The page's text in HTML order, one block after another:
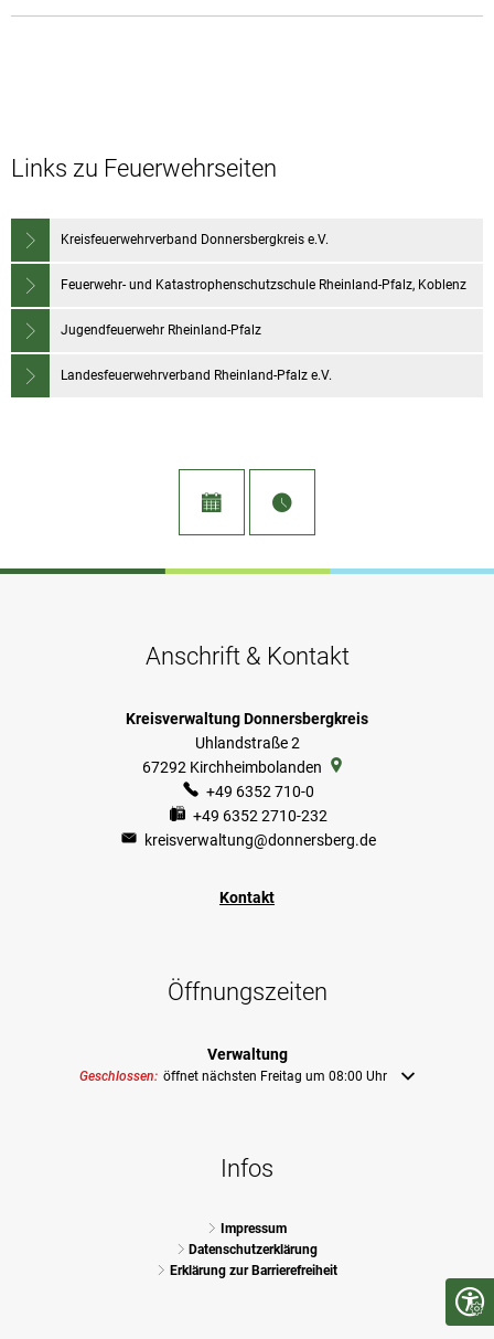
Links zu Feuerwehrseiten
Kreisfeuerwehrverband Donnersbergkreis e.V.
Feuerwehr- und Katastrophenschutzschule Rheinland-Pfalz, Koblenz
Jugendfeuerwehr Rheinland-Pfalz
Landesfeuerwehrverband Rheinland-Pfalz e.V.
Anschrift & Kontakt
Kreisverwaltung Donnersbergkreis
Uhlandstraße 2
67292 Kirchheimbolanden
+49 6352 710-0
+49 6352 2710-232
kreisverwaltung@donnersberg.de
Kontakt
Öffnungszeiten
Verwaltung
Klicken, um weitere Öffnungs- oder Schließzeiten auszublenden
Geschlossen: öffnet nächsten Freitag um 08:00 Uhr
Infos
Impressum
Datenschutzerklärung
Erklärung zur Barrierefreiheit
Seite